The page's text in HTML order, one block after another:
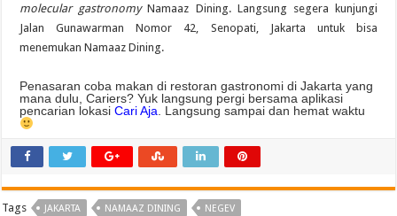
molecular gastronomyNamaaz Dining. Langsung segera kunjungi
Jalan Gunawarman Nomor 42, Senopati, Jakarta untuk bisa
menemukan Namaaz Dining.
Penasaran coba makan di restoran gastronomi di Jakarta yang
mana dulu, Cariers? Yuk langsung pergi bersama aplikasi
pencarian lokasiCari Aja . Langsung sampai dan hemat waktu
Tags JAKARTA NAMAAZ DINING
NEGEV